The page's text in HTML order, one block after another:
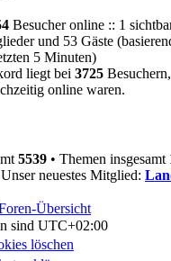
Besucher online :: 1
und 53 Gäste
5 Minuten)
liegt bei 3725
online waren.
5539 • Themen insgesamt
Unser neuestes Mitglied:
Übersicht
sind UTC+02:00
löschen